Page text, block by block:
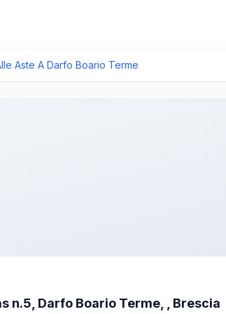
Aste A Darfo Boario Terme
n.5, Darfo Boario Terme, , Brescia